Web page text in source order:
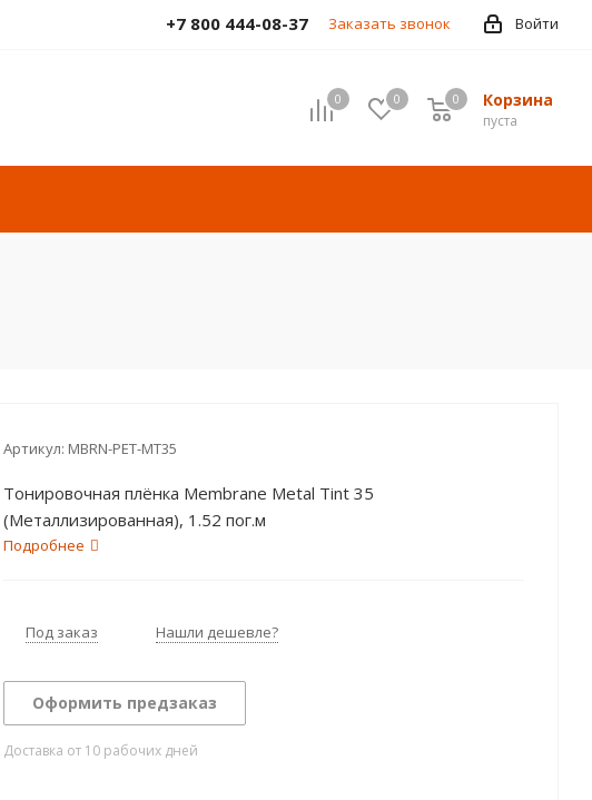
Войти
+7 800 444-08-37 Заказать звонок
0 0 Корзина
пуста
0
Артикул: MBRN-PET-MT35
Тонировочная плёнка Membrane Metal Tint 35
(Металлизированная), 1.52 пог.м
Подробнее
Под заказ Нашли дешевле?
Оформить предзаказ
Доставка от 10 рабочих дней